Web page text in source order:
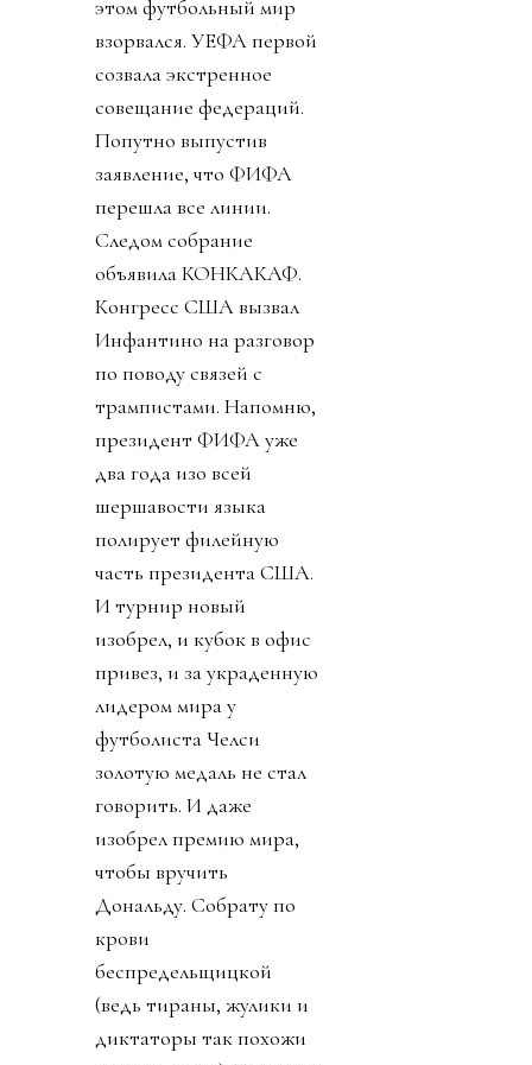
этом футбольный мир
взорвался. УЕФА первой
созвала экстренное
совещание федераций.
Попутно выпустив
заявление, что ФИФА
перешла все линии.
Следом собрание
объявила КОНКАКАФ.
Конгресс США вызвал
Инфантино на разговор
по поводу связей с
трампистами. Напомню,
президент ФИФА уже
два года изо всей
шершавости языка
полирует филейную
часть президента США.
И турнир новый
изобрел, и кубок в офис
привез, и за украденную
лидером мира у
футболиста Челси
золотую медаль не стал
говорить. И даже
изобрел премию мира,
чтобы вручить
Дональду. Собрату по
крови
беспредельщицкой
(ведь тираны, жулики и
диктаторы так похожи